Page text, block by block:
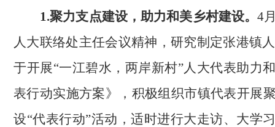
1.聚力支点建设， 助力和美乡村建设。4
人大联络处主任会议精神，研究制定张港镇
于开展“一江碧水，两岸新村”人大代表助力
表行动实施方案》， 积极组织市镇代表开展
设“代表行动”活动， 适时进行大走访、大学